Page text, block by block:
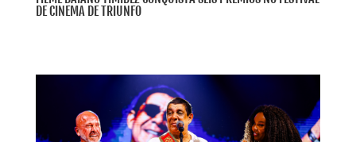
DE CINEMA DE TRIUNFO